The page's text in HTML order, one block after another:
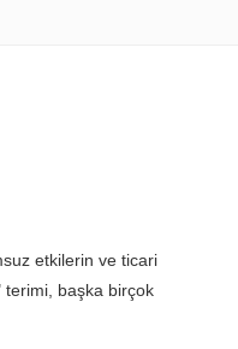
etkilerin ve ticari
terimi, başka birçok